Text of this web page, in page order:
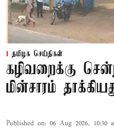
தமிழக செய்திகள்
கழிவறைக்கு
மின்சாரம்
Published on: 06 Aug 2026, 10:30